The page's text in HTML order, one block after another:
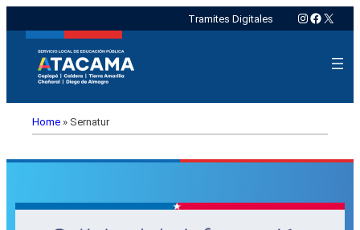
Tramites Digitales Instagram
X
Home » Sernatur